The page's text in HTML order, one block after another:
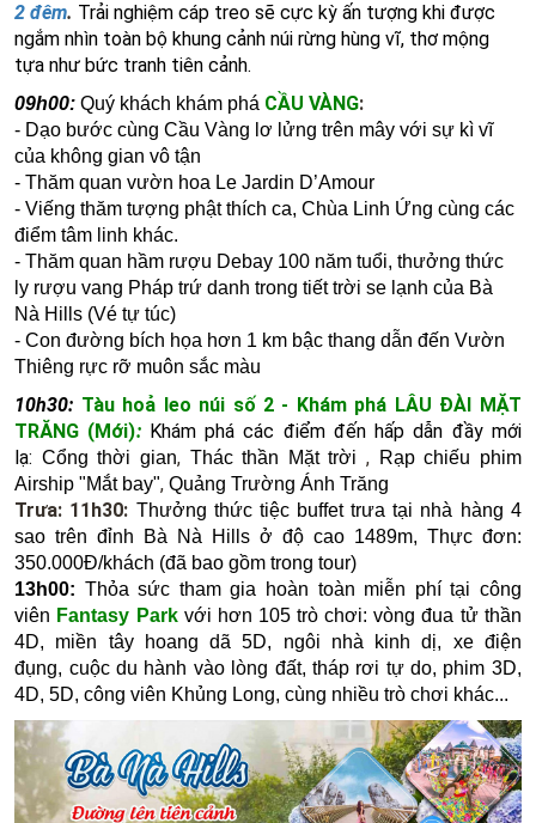
2 đêm. Trải nghiệm cáp treo sẽ cực kỳ ấn tượng khi được
ngắm nhìn toàn bộ khung cảnh núi rừng hùng vĩ, thơ mộng
tựa như bức tranh tiên cảnh.
09h00: Quý khách khám phá CẦU VÀNG:
- Dạo bước cùng Cầu Vàng lơ lửng trên mây với sự kì vĩ
của không gian vô tận
- Thăm quan vườn hoa Le Jardin D’Amour
-Viếng thăm tượng phật thích ca, Chùa Linh Ứng cùng các
điểm tâm linh khác.
-Thăm quan hầm rượu Debay 100 năm tuổi, thưởng thức
ly rượu vang Pháp trứ danh trong tiết trời se lạnh của Bà
Nà Hills (Vé tự túc)
-Con đường bích họa hơn 1 km bậc thang dẫn đến Vườn
Thiêng rực rỡ muôn sắc màu
10h30: Tàu hoả leo núi số 2 - Khám phá LÂU ĐÀI MẶT
TRĂNG (Mới): Khám phá các điểm đến hấp dẫn đầy mới
lạ: Cổng thời gian, Thác thần Mặt trời , Rạp chiếu phim
Airship "Mắt bay",Quảng Trường Ánh Trăng
Trưa: 11h30: Thưởng thức tiệc buffet trưa tại nhà hàng 4
sao trên đỉnh Bà Nà Hills ở độ cao 1489m, Thực đơn:
350.000Đ/khách (đã bao gồm trong tour)
13h00: Thỏa sức tham gia hoàn toàn miễn phí tại công
viên Fantasy Park với hơn 105 trò chơi: vòng đua tử thần
4D, miền tây hoang dã 5D, ngôi nhà kinh dị, xe điện
đụng, cuộc du hành vào lòng đất, tháp rơi tự do, phim 3D,
4D, 5D, công viên Khủng Long,cùng nhiều trò chơi khác​...